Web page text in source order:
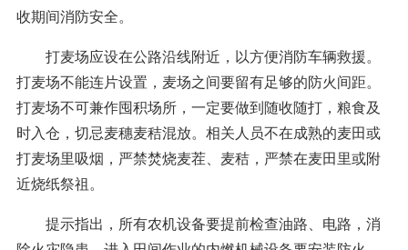
收期间消防安全。
打麦场应设在公路沿线附近，以方便消防车辆救援。
打麦场不能连片设置，麦场之间要留有足够的防火间距。
打麦场不可兼作囤积场所，一定要做到随收随打，粮食及
时入仓，切忌麦穗麦秸混放。相关人员不在成熟的麦田或
打麦场里吸烟，严禁焚烧麦茬、麦秸，严禁在麦田里或附
近烧纸祭祖。
提示指出，所有农机设备要提前检查油路、电路，消